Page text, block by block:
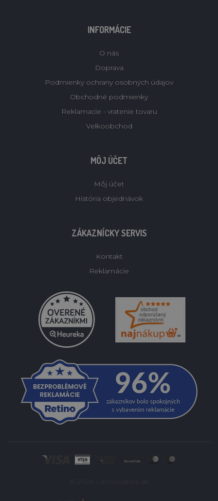
INFORMÁCIE
O nás
Doprava
Podmienky ochrany osobných údajov
Obchodné podmienky
Reklamacie - vratenie tovaru
Velkoobchod
MÔJ ÚČET
Môj účet
História objednávok
ZÁKAZNÍCKY SERVIS
Kontakt
Reklamácie